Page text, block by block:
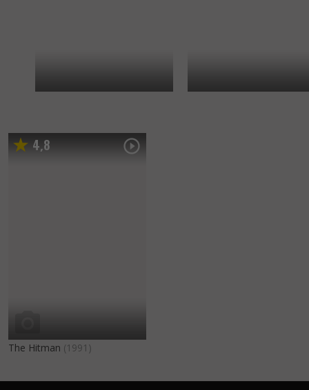
4,8
The Hitman (1991)